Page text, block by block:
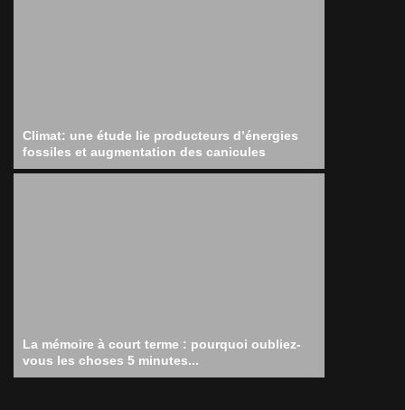
Climat: une étude lie producteurs d’énergies
fossiles et augmentation des canicules
La mémoire à court terme : pourquoi oubliez-
vous les choses 5 minutes...